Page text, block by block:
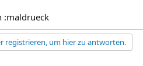
:maldrueck
registrieren, um hier zu antworten.